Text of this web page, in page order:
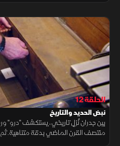
الحلقة 12
نبض الحديد والتاريخ
بين جدران نُزلٍ تاريخي، يستكشف "درو"
منتصف القرن الماضي بدقة متناهية.